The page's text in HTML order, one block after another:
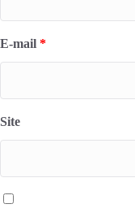
E-mail *
Site